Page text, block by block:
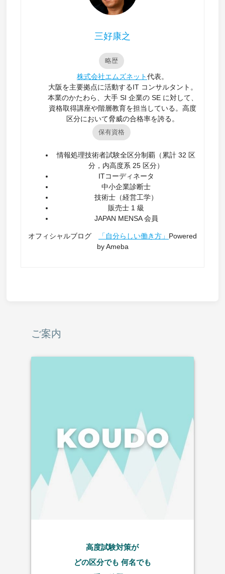
三好康之
略歴
株式会社エムズネット代表。
大阪を主要拠点に活動するIT コンサルタント。
本業のかたわら、大手 SI 企業の SE に対して、
資格取得講座や階層教育を担当している。高度
区分において脅威の合格率を誇る。
保有資格
情報処理技術者試験全区分制覇（累計 32 区
分，内高度系 25 区分）
ITコーディネータ
中小企業診断士
技術士（経営工学）
販売士 1 級
JAPAN MENSA 会員
オフィシャルブログ 「自分らしい働き方」 Powered
by Ameba
ご案内
高度試験対策が
どの区分でも 何名でも